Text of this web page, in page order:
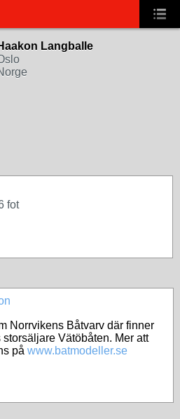
Langballe
fot
Norrvikens Båtvarv där finner
Vätöbåten. Mer att
på www.batmodeller.se